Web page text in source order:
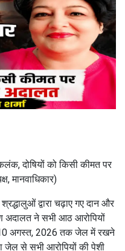
किसी कीमत
शर्मा
ने दोषियों के खिलाफ कड़ी
IST